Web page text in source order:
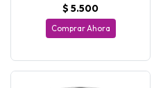
$ 5.500
Comprar Ahora